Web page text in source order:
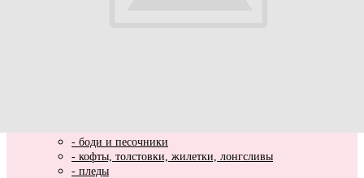
- боди и песочники
- кофты, толстовки, жилетки, лонгсливы
- пледы